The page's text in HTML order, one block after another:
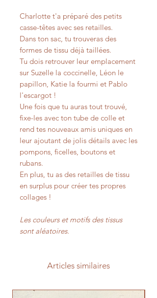
Charlotte t'a préparé des petits
casse-têtes avec ses retailles.
Dans ton sac, tu trouveras des
formes de tissu déjà taillées.
Tu dois retrouver leur emplacement
sur Suzelle la coccinelle, Léon le
papillon, Katie la fourmi et Pablo
l'escargot !
Une fois que tu auras tout trouvé,
fixe-les avec ton tube de colle et
rend tes nouveaux amis uniques en
leur ajoutant de jolis détails avec les
pompons, ficelles, boutons et
rubans.
En plus, tu as des retailles de tissu
en surplus pour créer tes propres
collages !
Les couleurs et motifs des tissus
sont aléatoires.
Articles similaires